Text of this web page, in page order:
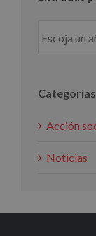
Categorías
Acción
Noticias